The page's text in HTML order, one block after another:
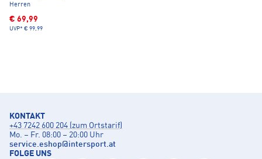
Herren
€ 69,99
UVP* € 99,99
KONTAKT
+43 7242 600 204 (zum Ortstarif)
Mo. – Fr. 08:00 – 20:00 Uhr
service.eshop@intersport.at
FOLGE UNS